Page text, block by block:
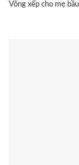
Võng xếp cho mẹ